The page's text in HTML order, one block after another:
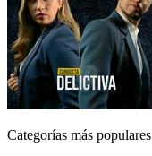
Categorías más populares